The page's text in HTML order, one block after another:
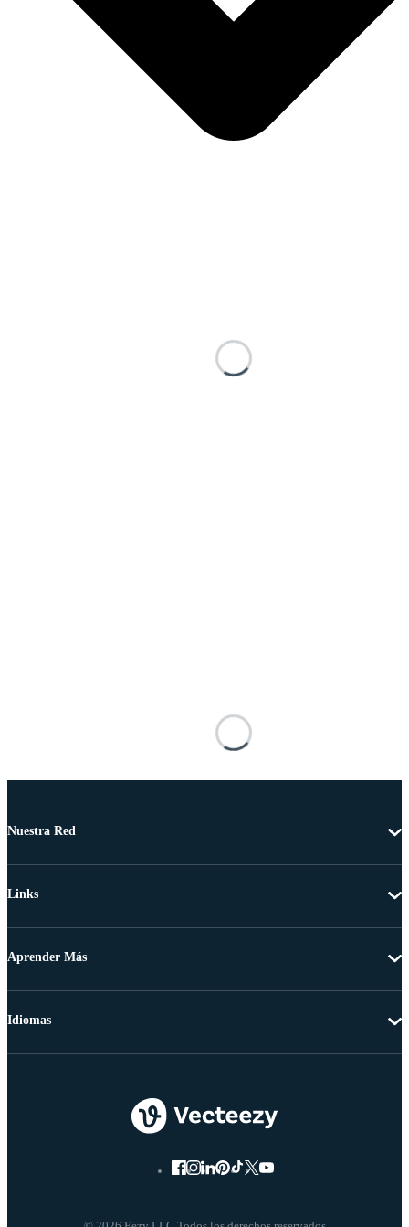
Nuestra Red
Links
Aprender Más
Idiomas